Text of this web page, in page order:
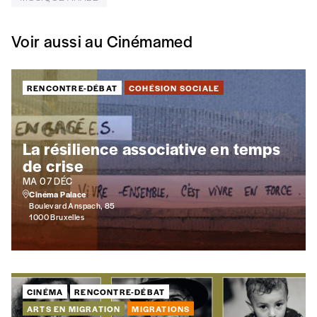
Les mots de passe ne correspondent pas
INSCRIPTION
*champs obligatoires
NB: Vous pouvez choisir de participer
avoir reçu plusieurs numéros. Ce paiement
n’est pas indispensable. Il marque votre
volonté de soutenir nos activités.
NOS
FORMULES
Abonnement
1 an = 5 numéros
Voir aussi au Cinémamed
RENCONTRE-DÉBAT COHÉSION SOCIALE
La résilience associative en temps
de crise
MA 07 DÉC
Cinéma Palace
Boulevard Anspach, 85
1000 Bruxelles
CINÉMA
RENCONTRE-DÉBAT
ARTS EN MIGRATION
MIGRATIONS